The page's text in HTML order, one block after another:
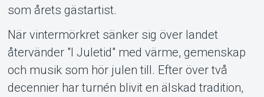
som årets gästartist.
När vintermörkret sänker sig över landet
återvänder "I Juletid" med värme, gemenskap
och musik som hör julen till. Efter över två
decennier har turnén blivit en älskad tradition,